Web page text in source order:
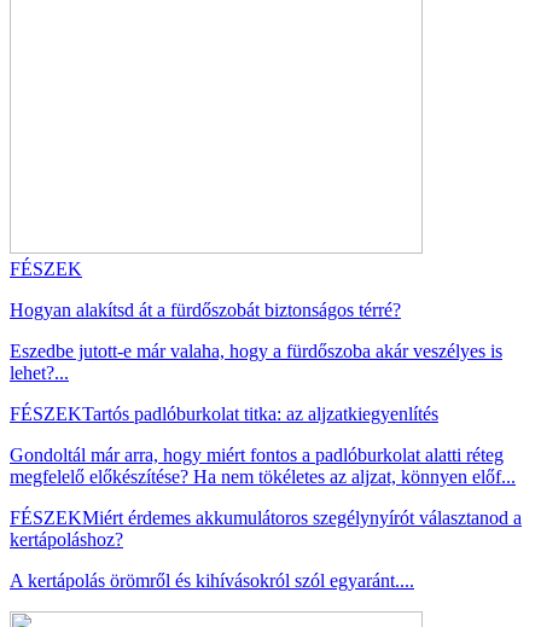
FÉSZEK
Hogyan alakítsd át a fürdőszobát biztonságos térré?
Eszedbe jutott-e már valaha, hogy a fürdőszoba akár veszélyes is
lehet?...
FÉSZEKTartós padlóburkolat titka: az aljzatkiegyenlítés
Gondoltál már arra, hogy miért fontos a padlóburkolat alatti réteg
megfelelő előkészítése? Ha nem tökéletes az aljzat, könnyen előf...
FÉSZEKMiért érdemes akkumulátoros szegélynyírót választanod a
kertápoláshoz?
A kertápolás örömről és kihívásokról szól egyaránt....